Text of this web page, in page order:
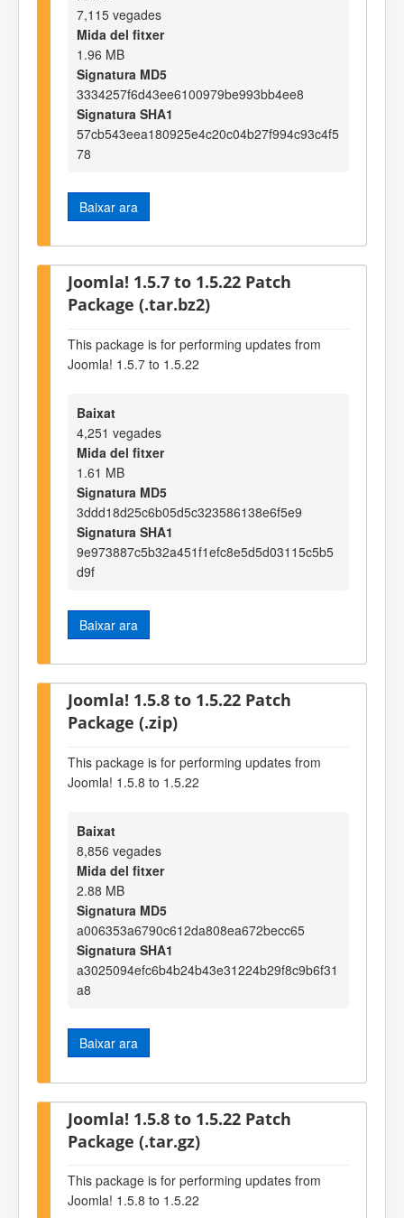
7,115 vegades
Mida del fitxer
1.96 MB
Signatura MD5
3334257f6d43ee6100979be993bb4ee8
Signatura SHA1
57cb543eea180925e4c20c04b27f994c93c4f5
78
Baixar ara
Joomla! 1.5.7 to 1.5.22 Patch
Package (.tar.bz2)
This package is for performing updates from
Joomla! 1.5.7 to 1.5.22
Baixat
4,251 vegades
Mida del fitxer
1.61 MB
Signatura MD5
3ddd18d25c6b05d5c323586138e6f5e9
Signatura SHA1
9e973887c5b32a451f1efc8e5d5d03115c5b5
d9f
Baixar ara
Joomla! 1.5.8 to 1.5.22 Patch
Package (.zip)
This package is for performing updates from
Joomla! 1.5.8 to 1.5.22
Baixat
8,856 vegades
Mida del fitxer
2.88 MB
Signatura MD5
a006353a6790c612da808ea672becc65
Signatura SHA1
a3025094efc6b4b24b43e31224b29f8c9b6f31
a8
Baixar ara
Joomla! 1.5.8 to 1.5.22 Patch
Package (.tar.gz)
This package is for performing updates from
Joomla! 1.5.8 to 1.5.22